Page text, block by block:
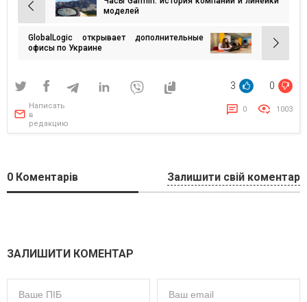
Навигация
по
записям
моделей
GlobalLogic открывает дополнительные
офисы по Украине
3 0
Написать
в
редакцию
0 1003
0 Коментарів Залишити свій коментар
ЗАЛИШИТИ КОМЕНТАР